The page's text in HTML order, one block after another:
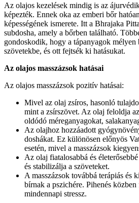
Az olajos kezelések mindig is az
képezték. Ennek oka az emberi bőr
képességének ismerete. Itt a Bhrajaka
subdosha, amely a bőrben található.
gondoskodik, hogy a tápanyagok mélyen
szövetekbe, és ott fejtsék ki hatásukat.
Az olajos masszázsok hatásai
Az olajos masszázsok pozitív hatásai:
Mivel az olaj zsíros, hasonló
mint a zsírszövet. Az olaj feloldja
oldódó méreganyagokat,
Az olajhoz hozzáadott
doshákat. Ez különösen előnyös
esetén, mivel a masszázsok
Az olaj fiatalosabbá és
és stabilizálja a szöveteket.
A masszázsok továbbá terápiás és
bírnak a pszichére. Pihenés közben
mindennapi stressz.